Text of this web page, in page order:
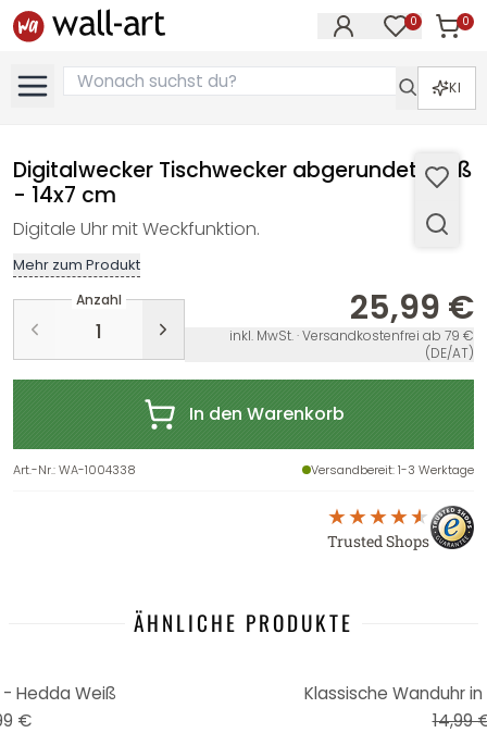
0 0
KI
Digitalwecker Tischwecker abgerundet weiß
- 14x7 cm
Digitale Uhr mit Weckfunktion.
Mehr zum Produkt
Anzahl 25,99 €
inkl. MwSt. · Versandkostenfrei ab 79 €
(DE/AT)
In den Warenkorb
Art.-Nr.:WA-1004338 Versandbereit: 1-3 Werktage
Trusted Shops
ÄHNLICHE PRODUKTE
Hedda Weiß
€
Klassische Wanduhr
14,99